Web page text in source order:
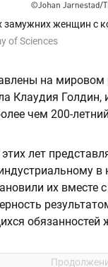
женщин с
of Sciences
на мировом
Голдин,
чем 200-
лет
в
их вместе
обязанностей